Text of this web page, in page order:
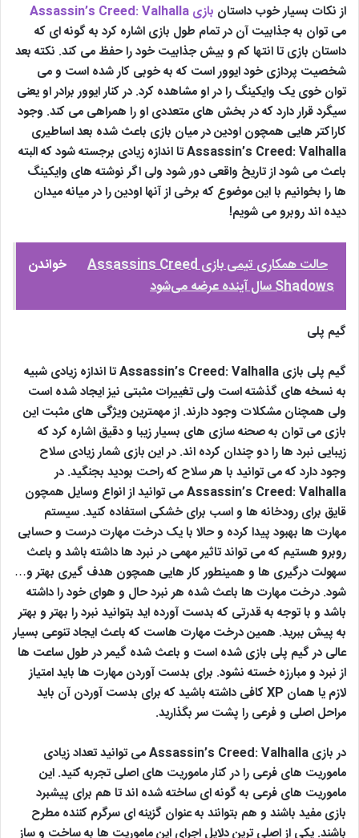
از نکات بسیار خوب داستان بازی Assassin’s Creed: Valhalla
می توان به جذابیت آن در تمام طول بازی اشاره کرد به گونه ای که
داستان بازی تا انتها کم و بیش جذابیت خود را حفظ می کند. نکته بعد
شخصیت پردازی خود ایوور است که به خوبی کار شده است و می
توان خوی یک وایکینگ را در او مشاهده کرد. در کنار ایوور برادر او یعنی
سیگرد قرار دارد که در بخش های متعددی او را همراهی می کند. وجود
کاراکتر هایی همچون اودین در میان بازی باعث شده بعد اساطیری
Assassin’s Creed: Valhalla تا اندازه زیادی برجسته شود که البته
باعث می شود از تاریخ واقعی دور شود ولی اگر نوشته های وایکینگ
ها را بخوانیم با این موضوع که برخی از آنها اودین را در میانه میدان
دیده اند روبرو می شویم!
خواندن
حالت همکاری تیمی بازی Assassins Creed
Shadows سال آینده عرضه می‌شود
گیم پلی
گیم پلی بازی Assassin’s Creed: Valhalla تا اندازه زیادی شبیه
به نسخه های گذشته است ولی تغییرات مثبتی نیز ایجاد شده است
ولی همچنان مشکلات وجود دارند. از مهمترین ویژگی های مثبت این
بازی می توان به صحنه سازی های بسیار زیبا و دقیق اشاره کرد که
زیبایی نبرد ها را دو چندان کرده اند. در این بازی شمار زیادی سلاح
وجود دارد که می توانید با هر سلاح که راحت بودید بجنگید. در
Assassin’s Creed: Valhalla می توانید از انواع وسایل همچون
قایق برای رودخانه ها و اسب برای خشکی استفاده کنید. سیستم
مهارت ها بهبود پیدا کرده و حالا با یک درخت مهارت درست و حسابی
روبرو هستیم که می تواند تاثیر مهمی در نبرد ها داشته باشد و باعث
سهولت درگیری ها و همینطور کار هایی همچون هدف گیری بهتر و…
شود. درخت مهارت ها باعث شده هر نبرد حال و هوای خود را داشته
باشد و با توجه به قدرتی که بدست آورده اید بتوانید نبرد را بهتر و بهتر
به پیش ببرید. همین درخت مهارت هاست که باعث ایجاد تنوعی بسیار
عالی در گیم پلی بازی شده است و باعث شده گیمر در طول ساعت ها
از نبرد و مبارزه خسته نشود. برای بدست آوردن مهارت ها باید امتیاز
لازم یا همان XP کافی داشته باشید که برای بدست آوردن آن باید
مراحل اصلی و فرعی را پشت سر بگذارید.
در بازی Assassin’s Creed: Valhalla می توانید تعداد زیادی
ماموریت های فرعی را در کنار ماموریت های اصلی تجربه کنید. این
ماموریت های فرعی به گونه ای ساخته شده اند تا هم برای پیشبرد
بازی مفید باشند و هم بتوانند به عنوان گزینه ای سرگرم کننده مطرح
باشند. یکی از اصلی ترین دلایل اجرای این ماموریت ها به ساخت و ساز